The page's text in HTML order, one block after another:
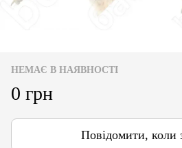
НЕМАЄ В НАЯВНОСТІ
0 грн
Повідомити, коли